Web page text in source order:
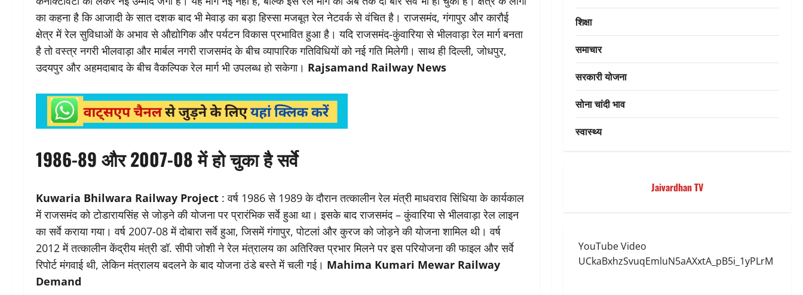
का कहना है कि आजादी के सात दशक बाद भी मेवाड़ का बड़ा हिस्सा मजबूत रेल नेटवर्क से वंचित है। राजसमंद, गंगापुर और कारौई
क्षेत्र में रेल सुविधाओं के अभाव से औद्योगिक और पर्यटन विकास प्रभावित हुआ है। यदि राजसमंद-कुंवारिया से भीलवाड़ा रेल मार्ग बनता
है तो वस्त्र नगरी भीलवाड़ा और मार्बल नगरी राजसमंद के बीच व्यापारिक गतिविधियों को नई गति मिलेगी। साथ ही दिल्ली, जोधपुर,
उदयपुर और अहमदाबाद के बीच वैकल्पिक रेल मार्ग भी उपलब्ध हो सकेगा। Rajsamand Railway News
1986-89 और 2007-08 में हो चुका है सर्वे
Kuwaria Bhilwara Railway Project : वर्ष 1986 से 1989 के दौरान तत्कालीन रेल मंत्री माधवराव सिंधिया के कार्यकाल
में राजसमंद को टोडारायसिंह से जोड़ने की योजना पर प्रारंभिक सर्वे हुआ था। इसके बाद राजसमंद – कुंवारिया से भीलवाड़ा रेल लाइन
का सर्वे कराया गया। वर्ष 2007-08 में दोबारा सर्वे हुआ, जिसमें गंगापुर, पोटलां और कुरज को जोड़ने की योजना शामिल थी। वर्ष
2012 में तत्कालीन केंद्रीय मंत्री डॉ. सीपी जोशी ने रेल मंत्रालय का अतिरिक्त प्रभार मिलने पर इस परियोजना की फाइल और सर्वे
रिपोर्ट मंगवाई थी, लेकिन मंत्रालय बदलने के बाद योजना ठंडे बस्ते में चली गई। Mahima Kumari Mewar Railway
Demand
शिक्षा
समाचार
सरकारी योजना
सोना चांदी भाव
स्वास्थ्य
Jaivardhan TV
YouTube Video
UCkaBxhzSvuqEmluN5aAXxtA_pB5i_1yPLrM